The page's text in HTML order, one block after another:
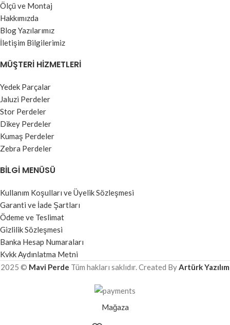
Ölçü ve Montaj
Hakkımızda
Blog Yazılarımız
İletişim Bilgilerimiz
MÜŞTERI HIZMETLERI
Yedek Parçalar
Jaluzi Perdeler
Stor Perdeler
Dikey Perdeler
Kumaş Perdeler
Zebra Perdeler
BILGI MENÜSÜ
Kullanım Koşulları ve Üyelik Sözleşmesi
Garanti ve İade Şartları
Ödeme ve Teslimat
Gizlilik Sözleşmesi
Banka Hesap Numaraları
Kvkk Aydınlatma Metni
2025 © Mavi Perde Tüm hakları saklıdır. Created ByArtürk Yazılım
Mağaza